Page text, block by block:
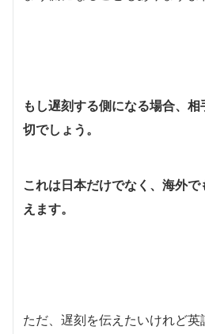
もし遅刻する側になる場合、
切でしょう。
これは日本だけでなく、海外
えます。
ただ、遅刻を伝えたいけれど